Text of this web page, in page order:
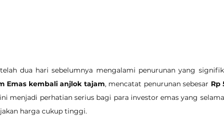
dua hari sebelumnya mengalami penurunan yang
Emas kembali anjlok tajam, mencatat penurunan sebesar Rp
menjadi perhatian serius bagi para investor emas yang
harga cukup tinggi.